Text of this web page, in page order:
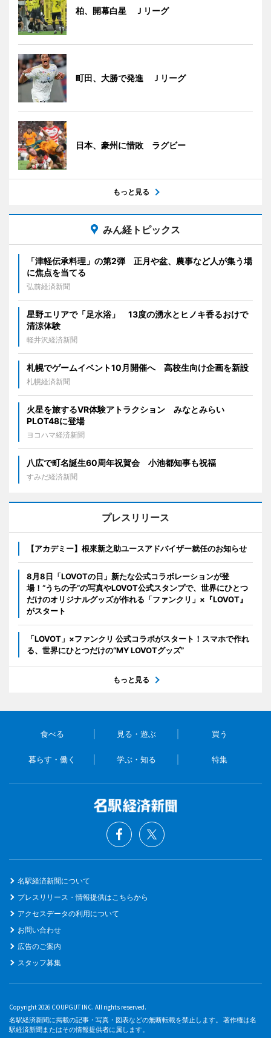
柏、開幕白星 Ｊリーグ
町田、大勝で発進 Ｊリーグ
日本、豪州に惜敗 ラグビー
もっと見る
みん経トピックス
「津軽伝承料理」の第2弾 正月や盆、農事など人が集う場
に焦点を当てる
弘前経済新聞
星野エリアで「足水浴」 13度の湧水とヒノキ香るおけで
清涼体験
軽井沢経済新聞
札幌でゲームイベント10月開催へ 高校生向け企画を新設
札幌経済新聞
火星を旅するVR体験アトラクション みなとみらい
PLOT48に登場
ヨコハマ経済新聞
八広で町名誕生60周年祝賀会 小池都知事も祝福
すみだ経済新聞
プレスリリース
【アカデミー】根來新之助ユースアドバイザー就任のお知らせ
8月8日「LOVOTの日」新たな公式コラボレーションが登
場！“うちの子”の写真やLOVOT公式スタンプで、世界にひとつ
だけのオリジナルグッズが作れる「ファンクリ」×『LOVOT』
がスタート
「LOVOT」×ファンクリ 公式コラボがスタート！スマホで作れ
る、世界にひとつだけの“MY LOVOTグッズ”
もっと見る
食べる 見る・遊ぶ 買う
暮らす・働く 学ぶ・知る 特集
名駅経済新聞について
プレスリリース・情報提供はこちらから
アクセスデータの利用について
お問い合わせ
広告のご案内
スタッフ募集
Copyright 2026 COUPGUT INC. All rights reserved.
名駅経済新聞に掲載の記事・写真・図表などの無断転載を禁止します。 著作権は名
駅経済新聞またはその情報提供者に属します。